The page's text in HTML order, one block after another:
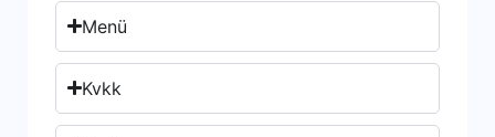
Menü
Kvkk